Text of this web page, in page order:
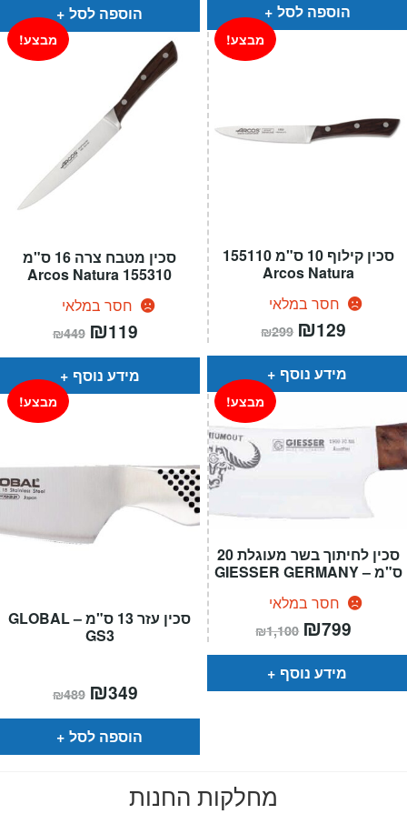
הוספה לסל הוספה לסל
סכין מטבח צרה 16 ס"מ
155310 Arcos Natura
חסר במלאי
מבצע!
₪449 המחיר
המקורי
היה:
₪449.
₪119
הוא:
מידע נוסף
סכין קילוף 10 ס"מ 155110
Arcos Natura
חסר במלאי
מבצע!
₪299 המחיר
המקורי
היה:
₪299.
₪129
הוא:
מידע נוסף
סכין עזר 13 ס"מ GLOBAL –
GS3
מבצע!
₪489 המחיר
המקורי
היה:
₪489.
₪349
הוא:
הוספה לסל
סכין לחיתוך בשר מעוגלת 20
ס"מ – GIESSER GERMANY
חסר במלאי
מבצע!
₪1,100 המחיר
המקורי
היה:
₪799
הוא:
מידע נוסף
מחלקות החנות